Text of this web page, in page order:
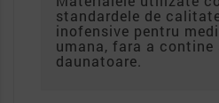
standardele de
inofensive pentru
umana, fara a contine
daunatoare.